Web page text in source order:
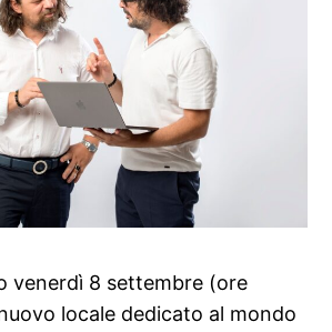
venerdì 8 settembre (ore
locale dedicato al mondo